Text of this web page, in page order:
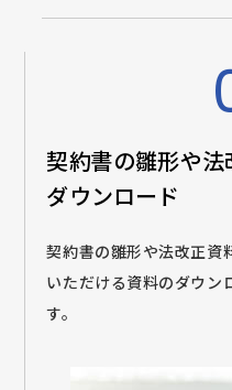
契約書の雛形や
ダウンロード
契約書の雛形や法改正資
いただける資料のダウン
す。